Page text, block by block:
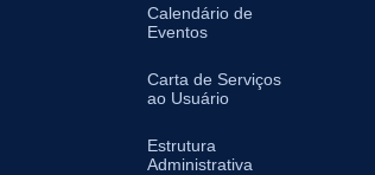
Calendário de
Eventos
Carta de Serviços
ao Usuário
Estrutura
Administrativa